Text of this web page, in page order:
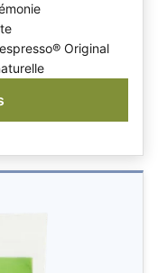
Original